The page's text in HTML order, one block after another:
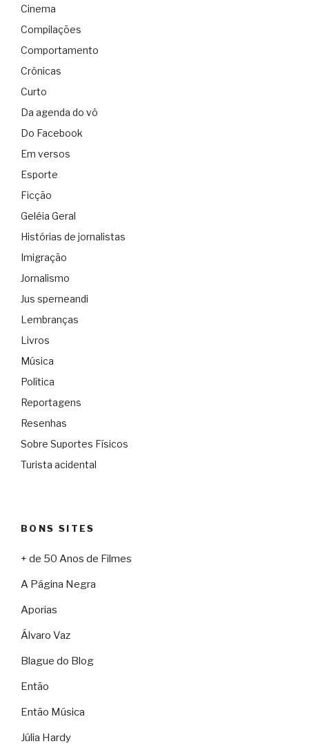
Cinema
Compilações
Comportamento
Crônicas
Curto
Da agenda do vô
Do Facebook
Em versos
Esporte
Ficção
Geléia Geral
Histórias de jornalistas
Imigração
Jornalismo
Jus sperneandi
Lembranças
Livros
Música
Política
Reportagens
Resenhas
Sobre Suportes Físicos
Turista acidental
BONS SITES
+ de 50 Anos de Filmes
A Página Negra
Aporias
Álvaro Vaz
Blague do Blog
Então
Então Música
Júlia Hardy